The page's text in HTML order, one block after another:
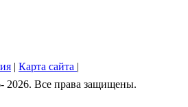
| Карта сайта |
Все права защищены.